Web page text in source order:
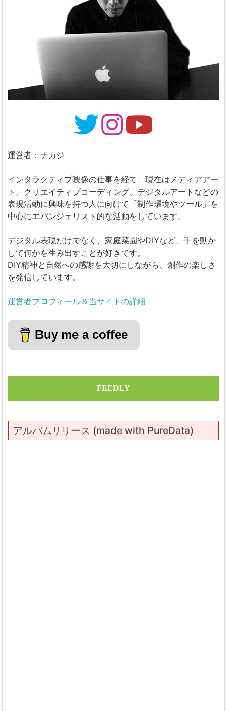
運営者：ナカジ
インタラクティブ映像の仕事を経て、現在はメディアアー
ト、クリエイティブコーディング、デジタルアートなどの
表現活動に興味を持つ人に向けて「制作環境やツール」を
中心にエバンジェリスト的な活動をしています。
デジタル表現だけでなく、家庭菜園やDIYなど、手を動か
して何かを生み出すことが好きです。
DIY精神と自然への感謝を大切にしながら、創作の楽しさ
を発信しています。
運営者プロフィール＆当サイトの詳細
Buy me a coffee
FEEDLY
アルバムリリース (made with PureData)